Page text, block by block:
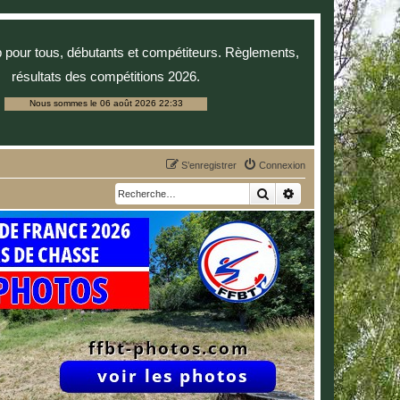
pour tous, débutants et compétiteurs. Règlements,
résultats des compétitions 2026.
Nous sommes le 06 août 2026 22:33
Connexion
S’enregistrer
RechercherRecherche avancée